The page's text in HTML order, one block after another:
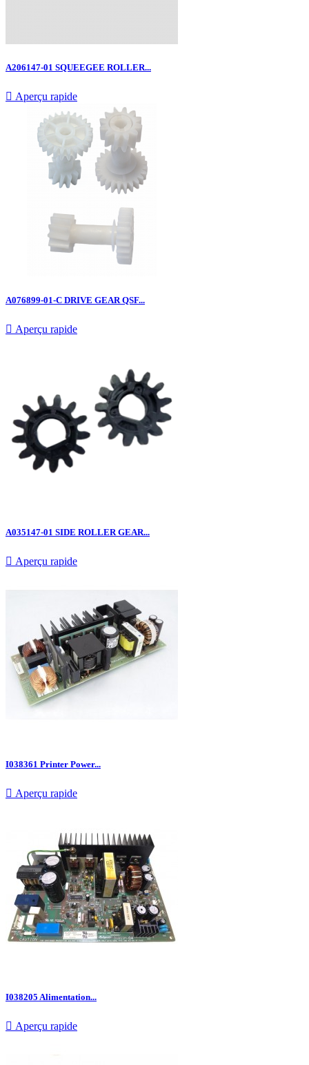
A206147-01 SQUEEGEE ROLLER...
 Aperçu rapide
A076899-01-C DRIVE GEAR QSF...
 Aperçu rapide
A035147-01 SIDE ROLLER GEAR...
 Aperçu rapide
I038361 Printer Power...
 Aperçu rapide
I038205 Alimentation...
 Aperçu rapide